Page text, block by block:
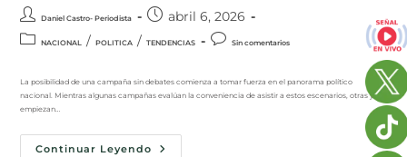
Daniel Castro- Periodista abril 6, 2026
NACIONAL / POLITICA / TENDENCIAS Sin comentarios
La posibilidad de una campaña sin debates comienza a tomar fuerza en el panorama político
nacional. Mientras algunas campañas evalúan la conveniencia de asistir a estos escenarios, otras ya
empiezan…
Continuar Leyendo